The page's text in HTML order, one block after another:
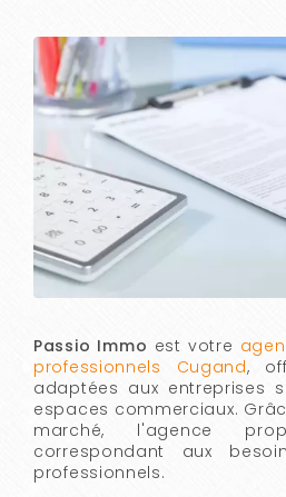
Passio Immo est votre
professionnels Cugand,
adaptées aux entreprises
espaces commerciaux.
marché, l'agence
correspondant aux
professionnels.